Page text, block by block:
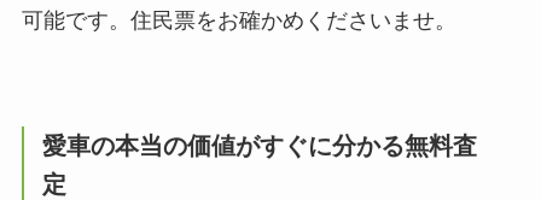
可能です。住民票をお確かめくださいませ。
愛車の本当の価値がすぐに分かる無料査
定